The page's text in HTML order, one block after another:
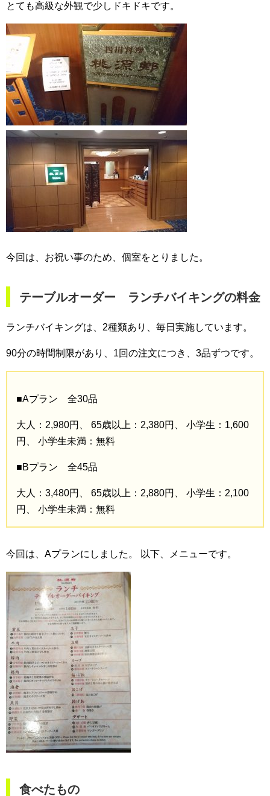
とても高級な外観で少しドキドキです。
今回は、お祝い事のため、個室をとりました。
テーブルオーダー ランチバイキングの料金
ランチバイキングは、2種類あり、毎日実施しています。
90分の時間制限があり、1回の注文につき、3品ずつです。
■Aプラン 全30品
大人：2,980円、 65歳以上：2,380円、
小学生：1,600
円、
小学生未満：無料
■Bプラン 全45品
大人：3,480円、 65歳以上：2,880円、
小学生：2,100
円、
小学生未満：無料
今回は、Aプランにしました。 以下、メニューです。
食べたもの